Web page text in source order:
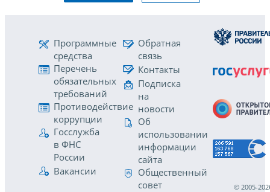
Программные
средства
Перечень
обязательных
требований
Противодействие
коррупции
Госслужба
в ФНС
России
Вакансии
Обратная
связь
Контакты
Подписка
на
новости
Об
использовании
информации
сайта
Общественный
совет
© 2005-